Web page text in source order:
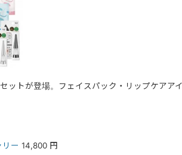
ットが登場。フェイスパック・リップケアア
ー 14,800 円